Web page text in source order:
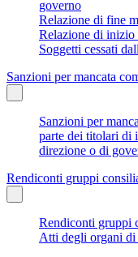
governo
Relazione di fine
Relazione di inizio
Soggetti cessati
Sanzioni per mancata
Sanzioni per
parte dei titolari di
direzione o di
Rendiconti gruppi
Rendiconti gruppi
Atti degli organi